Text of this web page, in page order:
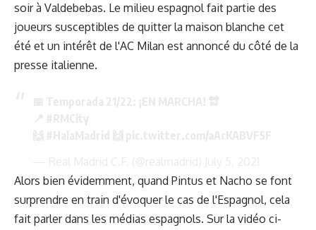
soir à Valdebebas. Le milieu espagnol fait partie des
joueurs susceptibles de quitter la maison blanche cet
été et un intérêt de l'AC Milan est annoncé du côté de la
presse italienne.
Alors bien évidemment, quand Pintus et Nacho se font
surprendre en train d'évoquer le cas de l'Espagnol, cela
fait parler dans les médias espagnols. Sur la vidéo ci-